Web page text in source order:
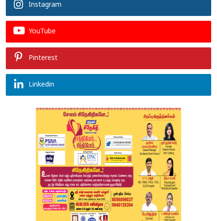
Instagram
YouTube
Pinterest
Linkedin